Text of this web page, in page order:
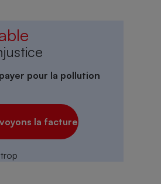
payer pour la pollution
la facture